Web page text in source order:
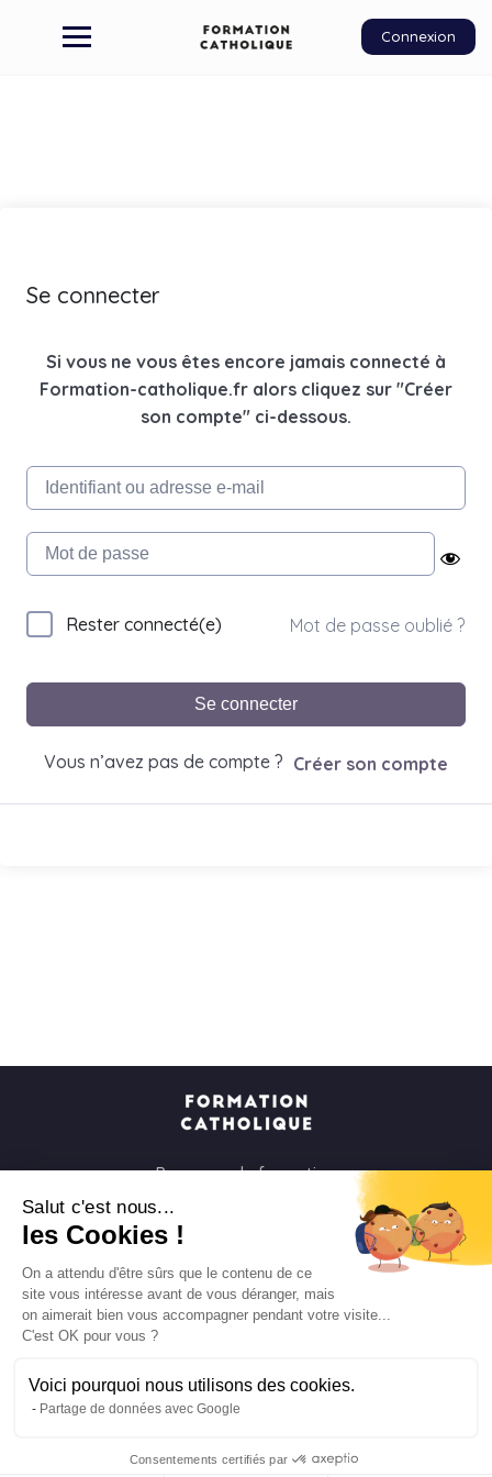
Salut c'est nous...
les Cookies !
On a attendu d'être sûrs que le contenu de ce
site vous intéresse avant de vous déranger, mais
on aimerait bien vous accompagner pendant votre visite...
C'est OK pour vous ?
Voici pourquoi nous utilisons des cookies.
Partage de données avec Google
Consentements certifiés par
Connexion
Se connecter
Si vous ne vous êtes encore jamais connecté à
Formation-catholique.fr alors cliquez sur "Créer
son compte" ci-dessous.
Rester connecté(e) Mot de passe oublié ?
Se connecter
Vous n’avez pas de compte ? Créer son compte
Parcours de formation
Parcours spirituels
Les groupes et paroisses
Mentions légales